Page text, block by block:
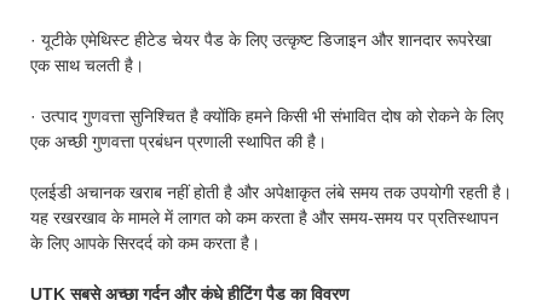
· यूटीके एमेथिस्ट हीटेड चेयर पैड के लिए उत्कृष्ट डिजाइन और शानदार रूपरेखा
एक साथ चलती है।
· उत्पाद गुणवत्ता सुनिश्चित है क्योंकि हमने किसी भी संभावित दोष को रोकने के लिए
एक अच्छी गुणवत्ता प्रबंधन प्रणाली स्थापित की है।
एलईडी अचानक खराब नहीं होती है और अपेक्षाकृत लंबे समय तक उपयोगी रहती है।
यह रखरखाव के मामले में लागत को कम करता है और समय-समय पर प्रतिस्थापन
के लिए आपके सिरदर्द को कम करता है।
UTK सबसे अच्छा गर्दन और कंधे हीटिंग पैड का विवरण